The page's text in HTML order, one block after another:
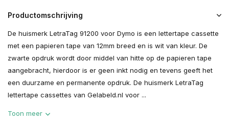
Productomschrijving
De huismerk LetraTag 91200 voor Dymo is een lettertape cassette
met een papieren tape van 12mm breed en is wit van kleur. De
zwarte opdruk wordt door middel van hitte op de papieren tape
aangebracht, hierdoor is er geen inkt nodig en tevens geeft het
een duurzame en permanente opdruk. De huismerk LetraTag
lettertape cassettes van Gelabeld.nl voor ...
Toon meer